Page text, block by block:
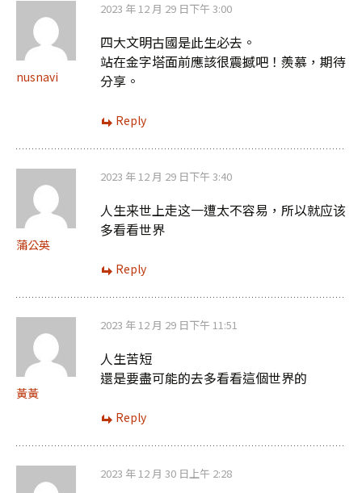
nusnavi
2023 年 12 月 29 日下午 3:00
四大文明古國是此生必去。
站在金字塔面前應該很震撼吧！羨慕，期待
分享。
Reply
蒲公英
2023 年 12 月 29 日下午 3:40
人生来世上走这一遭太不容易，所以就应该
多看看世界
Reply
黃黃
2023 年 12 月 29 日下午 11:51
人生苦短
還是要盡可能的去多看看這個世界的
Reply
2023 年 12 月 30 日上午 2:28